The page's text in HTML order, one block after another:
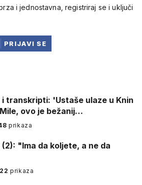
i jednostavna, registriraj se i uključi
PRIJAVI SE
i transkripti: 'Ustaše ulaze u Knin
ovo je bežanij…
prikaza
(2): "Ima da koljete, a ne da
prikaza